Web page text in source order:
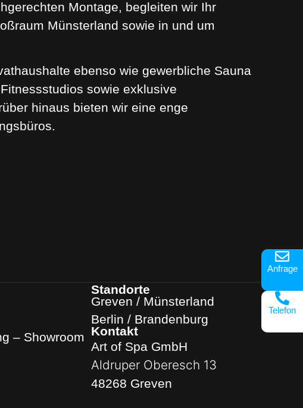
Anfrage
Telefon
Montage, begleiten wir Ihr
Münsterland sowie in und um
ebenso wie gewerbliche Sauna
sowie exklusive
hinaus bieten wir eine enge
– Showroom
Standorte
Greven / Münsterland
Berlin / Brandenburg
Kontakt
Art of Spa GmbH
Aldruper Oberesch 13
48268 Greven